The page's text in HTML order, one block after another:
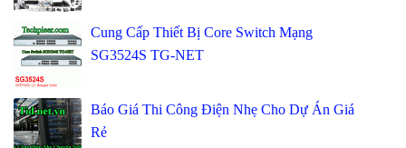
Cung Cấp Thiết Bị Core Switch Mạng
SG3524S TG-NET
Báo Giá Thi Công Điện Nhẹ Cho Dự Án Giá
Rẻ